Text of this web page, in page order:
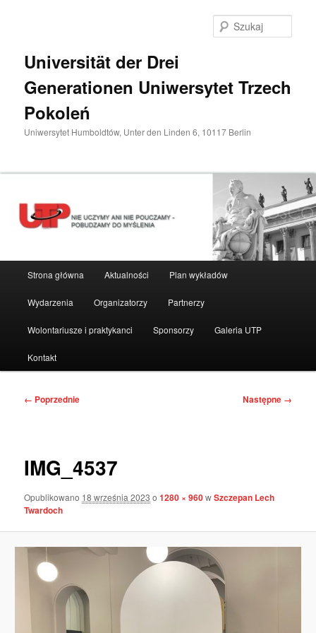
Universität der Drei
Generationen Uniwersytet Trzech
Pokoleń
Uniwersytet Humboldtów, Unter den Linden 6, 10117 Berlin
Strona główna Aktualności Plan wykładów
Wydarzenia Organizatorzy Partnerzy
Wolontariusze i praktykanci Sponsorzy Galeria UTP
Kontakt
Nawigacja
← Poprzednie Następne →
IMG_4537
Opublikowano 18 września 2023 o1280 × 960wSzczepan Lech
Twardoch